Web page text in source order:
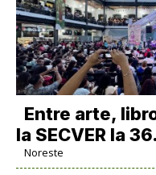
Entre arte,
la SECVER la
Noreste